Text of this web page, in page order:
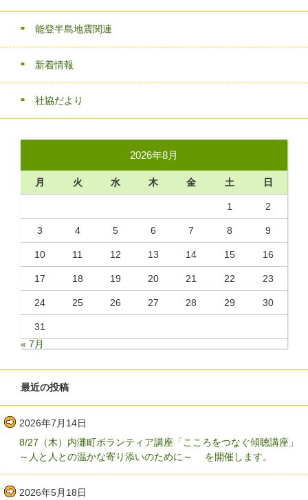
能登半島地震関連
新着情報
社協だより
2026年8月
月 火 水 木 金 土 日
1 2
3 4 5 6 7 8 9
10 11 12 13 14 15 16
17 18 19 20 21 22 23
24 25 26 27 28 29 30
31
« 7月
最近の投稿
2026年7月14日
8/27（木）内灘町ボランティア講座「こころをつなぐ傾聴講座」
～人と人との温かな寄り添いのために～ を開催します。
2026年5月18日